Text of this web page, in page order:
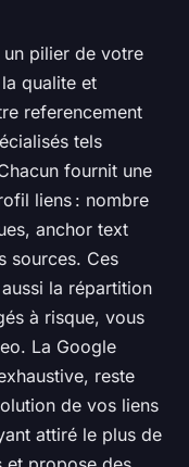
un pilier de votre
qualite et
referencement
tels
fournit une
liens : nombre
anchor text
sources. Ces
la répartition
à risque, vous
La Google
reste
de vos liens
attiré le plus de